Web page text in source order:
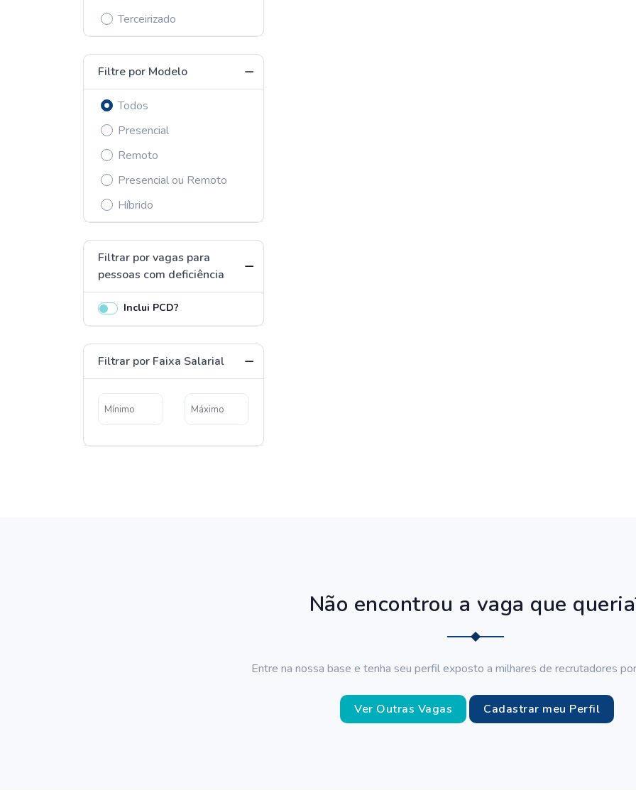
Terceirizado
Filtre por Modelo
Todos
Presencial
Remoto
Presencial ou Remoto
Híbrido
Filtrar por vagas para
pessoas com deficiência
Inclui PCD?
Filtrar por Faixa Salarial
Não encontrou a vaga que
Entre na nossa base e tenha seu perfil exposto a milhares de recrutadores
Ver Outras Vagas Cadastrar meu Perfil